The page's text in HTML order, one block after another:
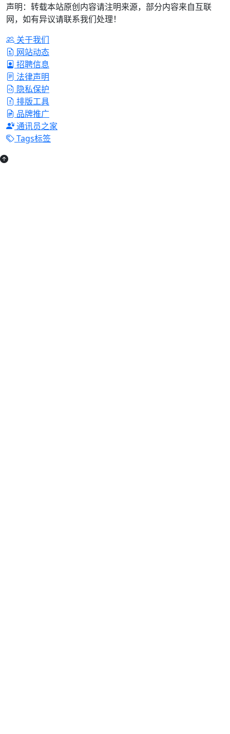
声明：转载本站原创内容请注明来源，部分内容来自互联
网，如有异议请联系我们处理！
关于我们
网站动态
招聘信息
法律声明
隐私保护
排版工具
品牌推广
通讯员之家
Tags标签